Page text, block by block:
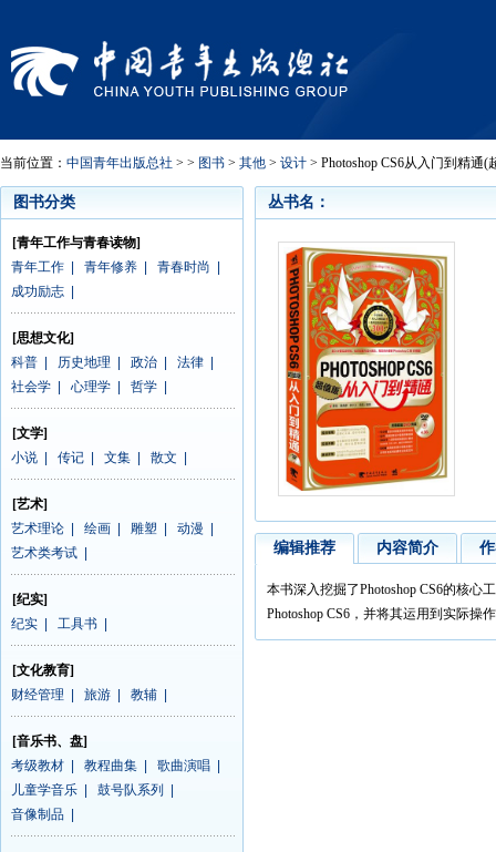
当前位置： 中国青年出版总社 > > 图书 > 其他 > 设计 > Photoshop CS6从入门到精通(
图书分类
[青年工作与青春读物]
青年工作
青年修养 青春时尚
成功励志
[思想文化]
科普
历史地理 政治 法律
社会学
心理学 哲学
[文学]
小说
传记 文集 散文
[艺术]
艺术理论
绘画 雕塑 动漫
艺术类考试
[纪实]
纪实
工具书
[文化教育]
财经管理
旅游 教辅
[音乐书、盘]
考级教材
教程曲集 歌曲演唱
儿童学音乐
鼓号队系列
音像制品
丛书名：
编辑推荐 内容简介
本书深入挖掘了Photoshop CS6的核
Photoshop CS6，并将其运用到实际操